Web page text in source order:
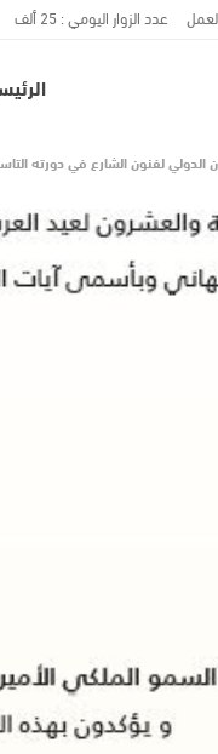
عدد الزوار اليومي : 25 ألف
الدولي لفنون الشارع في دورته